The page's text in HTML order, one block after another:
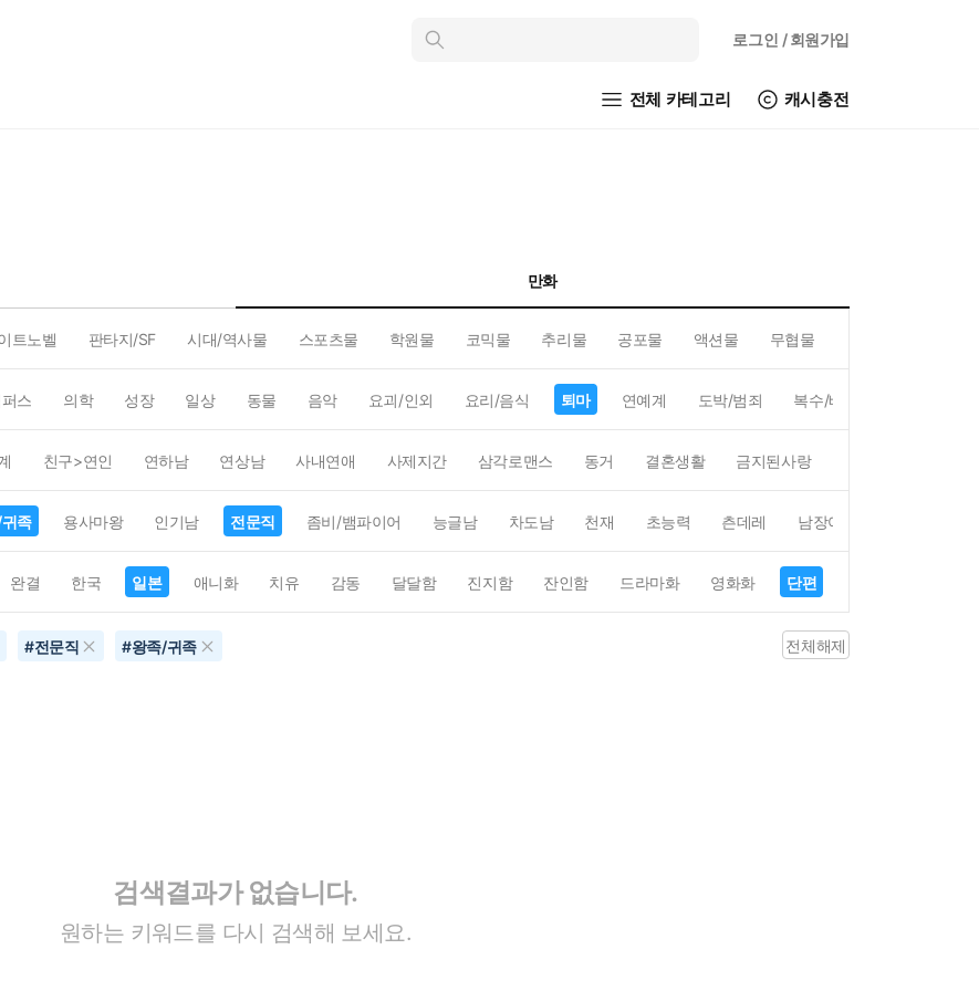
인
로그인 / 회원가입
전체 카테고리 캐시충전
만화
트노벨 판타지/SF 시대/역사물 스포츠물 학원물 코믹물 추리물 공포물 액션물 무협물
스 의학 성장 일상 동물 음악 요괴/인외 요리/음식 퇴마 연예계 도박/범죄 복수/배신
친구>연인 연하남 연상남 사내연애 사제지간 삼각로맨스 동거 결혼생활 금지된사랑
족 용사마왕 인기남 전문직 좀비/뱀파이어 능글남 차도남 천재 초능력 츤데레 남장여자
완결 한국 일본 애니화 치유 감동 달달함 진지함 잔인함 드라마화 영화화 단편
#전문직 #왕족/귀족 전체해제
검색결과가 없습니다.
원하는 키워드를 다시 검색해 보세요.